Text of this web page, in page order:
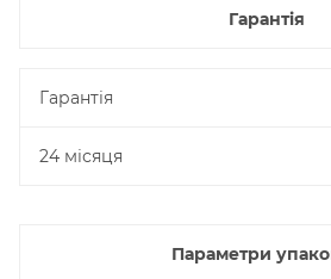
Гарантія
Гарантія
24 місяця
Параметри